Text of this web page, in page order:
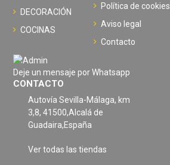
DECORACIÓN
COCINAS
Política de cookies
Aviso legal
Contacto
Deje un mensaje por Whatsapp
CONTACTO
Autovía Sevilla-Málaga, km
3,8, 41500,Alcalá de
Guadaira,España
Ver todas las tiendas